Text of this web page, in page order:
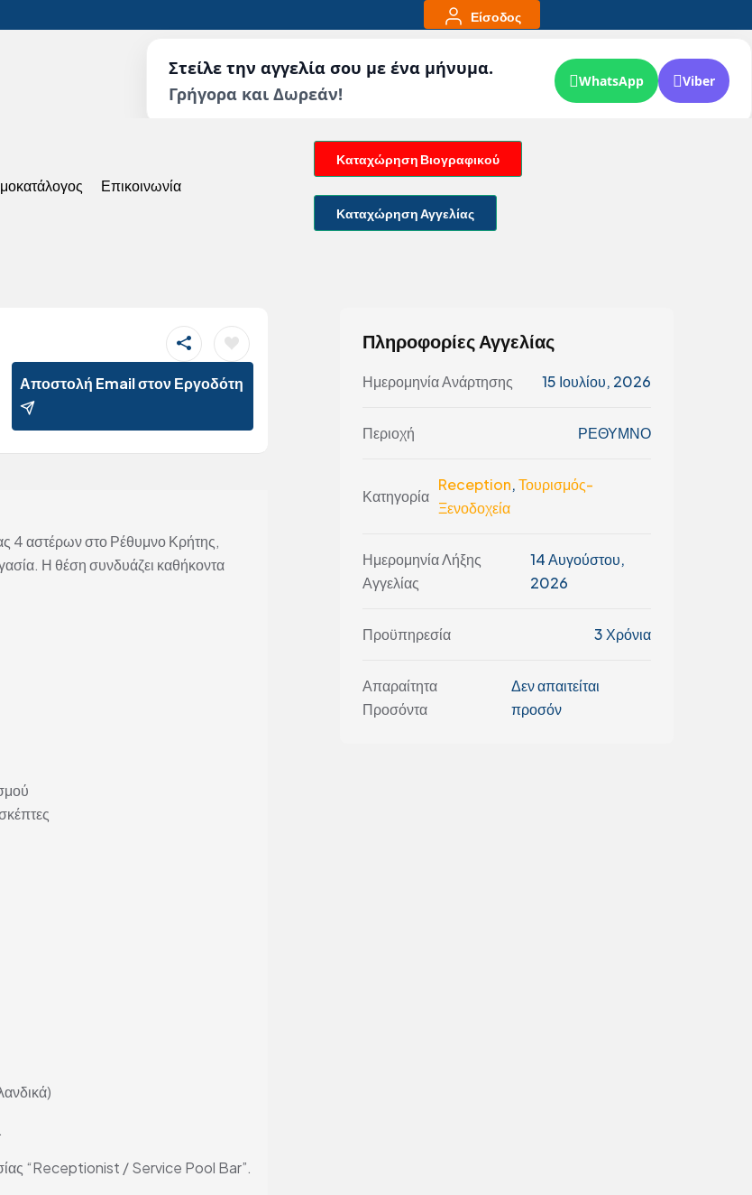
Είσοδος
Στείλε την αγγελία σου με ένα μήνυμα.
Γρήγορα και Δωρεάν!
WhatsApp Viber
Επικοινωνία
Καταχώρηση Βιογραφικού
Καταχώρηση Αγγελίας
Αποστολή Email στον Εργοδότη
4 αστέρων στο Ρέθυμνο Κρήτης,
Η θέση συνδυάζει καθήκοντα
“Receptionist / Service Pool Bar”.
Πληροφορίες Αγγελίας
Ημερομηνία Ανάρτησης 15 Ιουλίου, 2026
Περιοχή ΡΕΘΥΜΝΟ
Κατηγορία
Reception,Τουρισμός-
Ξενοδοχεία
Ημερομηνία Λήξης
Αγγελίας
14 Αυγούστου,
2026
Προϋπηρεσία 3 Χρόνια
Απαραίτητα
Προσόντα
Δεν απαιτείται
προσόν